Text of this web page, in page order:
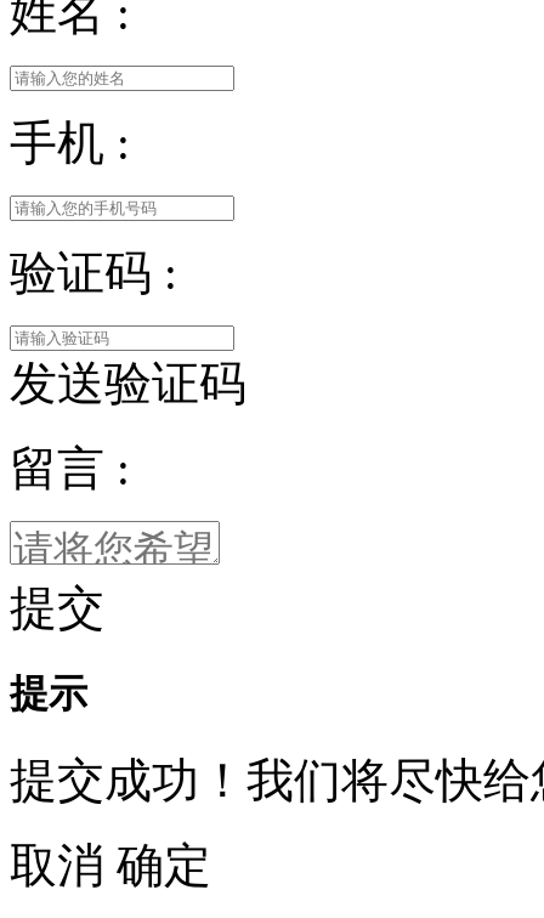
姓名 :
手机 :
验证码 :
发送验证码
留言 :
提交
提示
提交成功！我们将尽快
取消 确定